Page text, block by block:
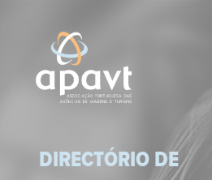
DIRECTÓRIO DE